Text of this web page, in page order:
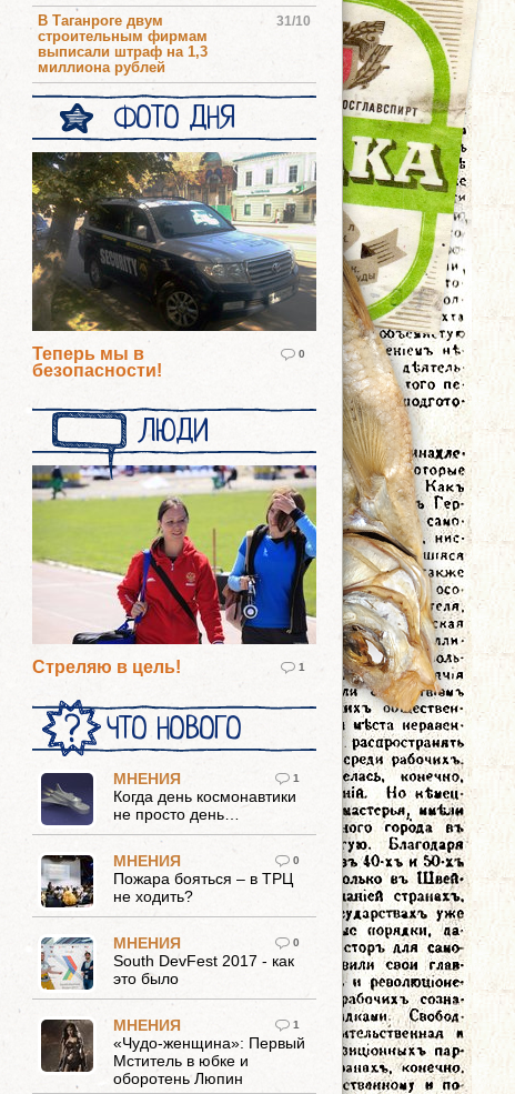
31/10
В Таганроге двум
строительным фирмам
выписали штраф на 1,3
миллиона рублей
ФОТО ДНЯ
Теперь мы в
безопасности!
0
ЛЮДИ
Стреляю в цель! 1
ЧТО НОВОГО
1
МНЕНИЯ
Когда день космонавтики
не просто день…
0
МНЕНИЯ
Пожара бояться – в ТРЦ
не ходить?
0
МНЕНИЯ
South DevFest 2017 - как
это было
1
МНЕНИЯ
«Чудо-женщина»: Первый
Мститель в юбке и
оборотень Люпин